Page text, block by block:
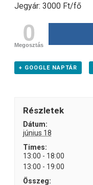
Jegyár: 3000 Ft/fő
0
Megosztás
+ GOOGLE NAPTÁR
Részletek
Dátum:
június 18
Times:
13:00 - 18:00
13:00 - 19:00
Összeg: